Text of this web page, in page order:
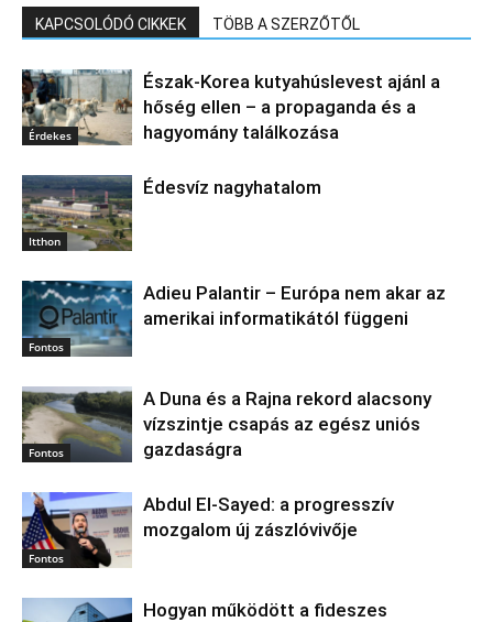
KAPCSOLÓDÓ CIKKEK TÖBB A SZERZŐTŐL
Érdekes
Észak‑Korea kutyahúslevest ajánl a
hőség ellen – a propaganda és a
hagyomány találkozása
Itthon
Édesvíz nagyhatalom
Fontos
Adieu Palantir – Európa nem akar az
amerikai informatikától függeni
Fontos
A Duna és a Rajna rekord alacsony
vízszintje csapás az egész uniós
gazdaságra
Fontos
Abdul El‑Sayed: a progresszív
mozgalom új zászlóvivője
Hogyan működött a fideszes